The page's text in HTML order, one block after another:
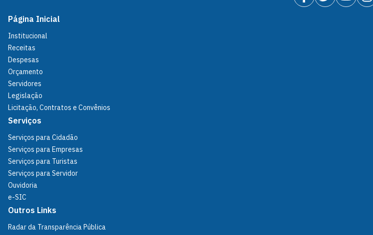
Página Inicial
Institucional
Receitas
Despesas
Orçamento
Servidores
Legislação
Licitação, Contratos e Convênios
Serviços
Serviços para Cidadão
Serviços para Empresas
Serviços para Turistas
Serviços para Servidor
Ouvidoria
e-SIC
Outros Links
Radar da Transparência Pública